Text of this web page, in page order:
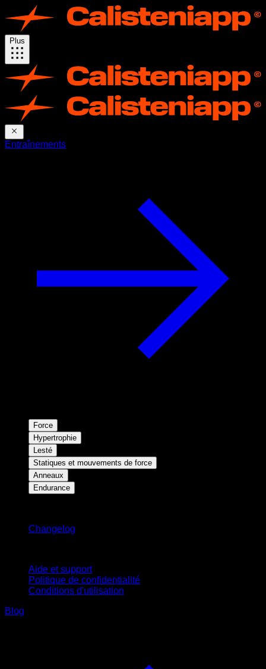
Plus
Entraînements
Force
Hypertrophie
Lesté
Statiques et mouvements de force
Anneaux
Endurance
Changelog
Aide et support
Politique de confidentialité
Conditions d'utilisation
Blog